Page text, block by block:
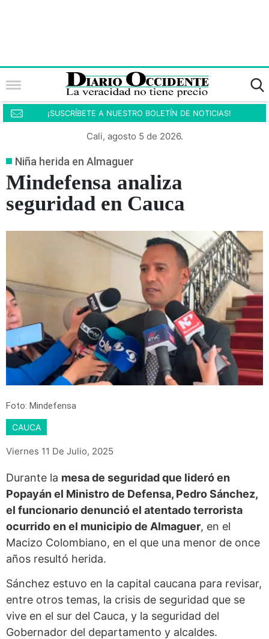
¡SUSCRÍBETE A NUESTRO BOLETÍN DE NOTICIAS!
Cali, agosto 5 de 2026.
Niña herida en Almaguer
Mindefensa analiza
seguridad en Cauca
Foto: Mindefensa
CAUCA
Viernes 11 De Julio, 2025
Durante la mesa de seguridad que lideró en
Popayán el Ministro de Defensa, Pedro Sánchez,
el funcionario denunció el atentado terrorista
ocurrido en el municipio de Almaguer, en el
Macizo Colombiano, en el que una menor de once
años resultó herida.
Sánchez estuvo en la capital caucana para revisar,
entre otros temas, la crisis de seguridad que se
vive en el sur del Cauca, y la seguridad del
Gobernador del departamento y alcaldes.